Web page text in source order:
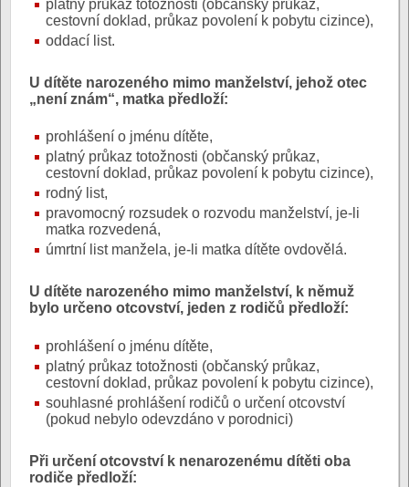
platný průkaz totožnosti (občanský průkaz,
cestovní doklad, průkaz povolení k pobytu cizince),
oddací list.
U dítěte narozeného mimo manželství, jehož otec
„není znám“, matka předloží:
prohlášení o jménu dítěte,
platný průkaz totožnosti (občanský průkaz,
cestovní doklad, průkaz povolení k pobytu cizince),
rodný list,
pravomocný rozsudek o rozvodu manželství, je-li
matka rozvedená,
úmrtní list manžela, je-li matka dítěte ovdovělá.
U dítěte narozeného mimo manželství, k němuž
bylo určeno otcovství, jeden z rodičů předloží:
prohlášení o jménu dítěte,
platný průkaz totožnosti (občanský průkaz,
cestovní doklad, průkaz povolení k pobytu cizince),
souhlasné prohlášení rodičů o určení otcovství
(pokud nebylo odevzdáno v porodnici)
Při určení otcovství k nenarozenému dítěti oba
rodiče předloží: